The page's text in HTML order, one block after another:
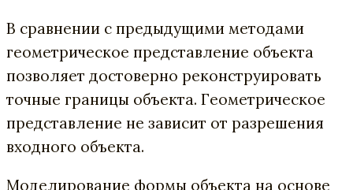
В сравнении с предыдущими методами
геометрическое представление объекта
позволяет достоверно реконструировать
точные границы объекта. Геометрическое
представление не зависит от разрешения
входного объекта.
Моделирование формы объекта на основе